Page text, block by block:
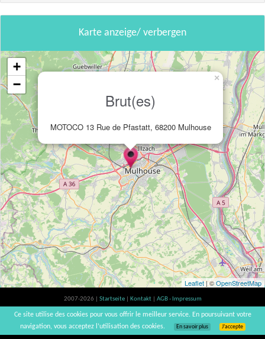
Karte anzeige/ verbergen
Brut(es)
MOTOCO 13 Rue de Pfastatt, 68200 Mulhouse
×
+
−
Leaflet| ©OpenStreetMap
2007-2026 | Startseite Kontakt
AGB - Impressum
Der Verzehr von Alkohol ist gesundheitsschädlich, Verzehr in Maßen empfohlen |
vinsnaturels | v3.12
Ce site utilise des cookies pour vous offrir le meilleur service. En poursuivant votre
navigation, vous acceptez l’utilisation des cookies.
En savoir plus J’accepte